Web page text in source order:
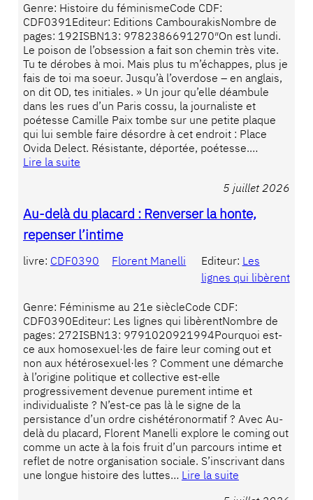
Genre: Histoire du féminismeCode CDF:
CDF0391Editeur: Editions CambourakisNombre de
pages: 192ISBN13: 9782386691270″On est lundi.
Le poison de l’obsession a fait son chemin très vite.
Tu te dérobes à moi. Mais plus tu m’échappes, plus je
fais de toi ma soeur. Jusqu’à l’overdose – en anglais,
on dit OD, tes initiales. » Un jour qu’elle déambule
dans les rues d’un Paris cossu, la journaliste et
poétesse Camille Paix tombe sur une petite plaque
qui lui semble faire désordre à cet endroit : Place
Ovida Delect. Résistante, déportée, poétesse.…
Lire la suite
5 juillet 2026
Au-delà du placard : Renverser la honte,
repenser l’intime
livre: CDF0390 Florent Manelli Editeur: Les
lignes qui libèrent
Genre: Féminisme au 21e siècleCode CDF:
CDF0390Editeur: Les lignes qui libèrentNombre de
pages: 272ISBN13: 9791020921994Pourquoi est-
ce aux homosexuel·les de faire leur coming out et
non aux hétérosexuel·les ? Comment une démarche
à l’origine politique et collective est-elle
progressivement devenue purement intime et
individualiste ? N’est-ce pas là le signe de la
persistance d’un ordre cishétéronormatif ? Avec Au-
delà du placard, Florent Manelli explore le coming out
comme un acte à la fois fruit d’un parcours intime et
reflet de notre organisation sociale. S’inscrivant dans
une longue histoire des luttes… Lire la suite